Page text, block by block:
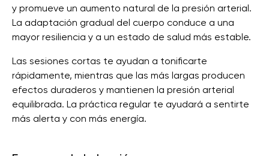
y promueve un aumento natural de la presión arterial.
La adaptación gradual del cuerpo conduce a una
mayor resiliencia y a un estado de salud más estable.
Las sesiones cortas te ayudan a tonificarte
rápidamente, mientras que las más largas producen
efectos duraderos y mantienen la presión arterial
equilibrada. La práctica regular te ayudará a sentirte
más alerta y con más energía.